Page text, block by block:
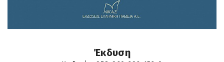
Έκδυση